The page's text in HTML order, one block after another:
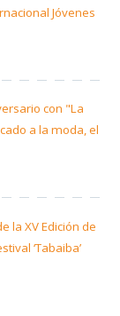
Jóvenes
con "La
a la moda, el
la XV Edición de
‘Tabaiba’